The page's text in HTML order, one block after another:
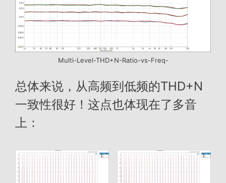
Multi-Level-THD+N-Ratio-vs-Freq-
总体来说，从高频到低频的THD+N
一致性很好！这点也体现在了多音
上：